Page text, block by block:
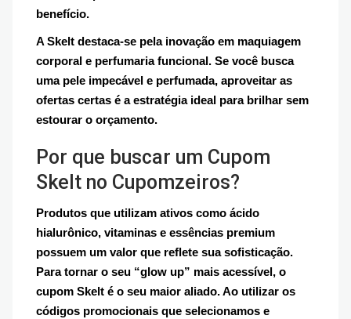
benefício.
A Skelt destaca-se pela inovação em maquiagem
corporal e perfumaria funcional. Se você busca
uma pele impecável e perfumada, aproveitar as
ofertas certas é a estratégia ideal para brilhar sem
estourar o orçamento.
Por que buscar um Cupom
Skelt no Cupomzeiros?
Produtos que utilizam ativos como ácido
hialurônico, vitaminas e essências premium
possuem um valor que reflete sua sofisticação.
Para tornar o seu “glow up” mais acessível, o
cupom Skelt é o seu maior aliado. Ao utilizar os
códigos promocionais que selecionamos e